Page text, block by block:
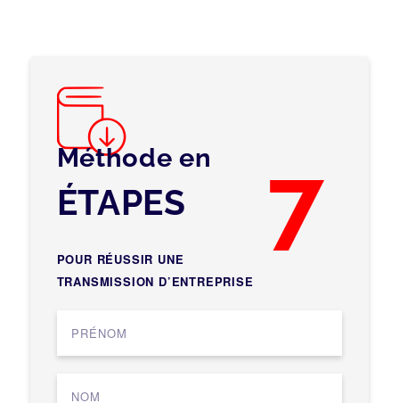
Méthode en 7
ÉTAPES
POUR RÉUSSIR UNE
TRANSMISSION D’ENTREPRISE